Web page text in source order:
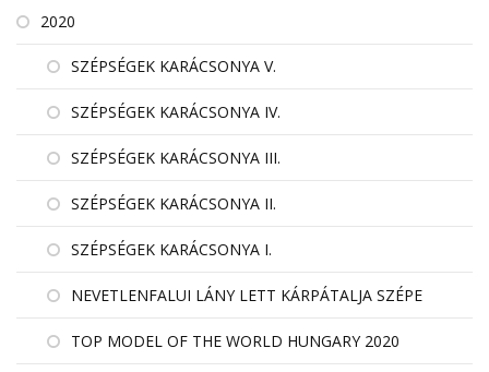
2020
SZÉPSÉGEK KARÁCSONYA V.
SZÉPSÉGEK KARÁCSONYA IV.
SZÉPSÉGEK KARÁCSONYA III.
SZÉPSÉGEK KARÁCSONYA II.
SZÉPSÉGEK KARÁCSONYA I.
NEVETLENFALUI LÁNY LETT KÁRPÁTALJA SZÉPE
TOP MODEL OF THE WORLD HUNGARY 2020